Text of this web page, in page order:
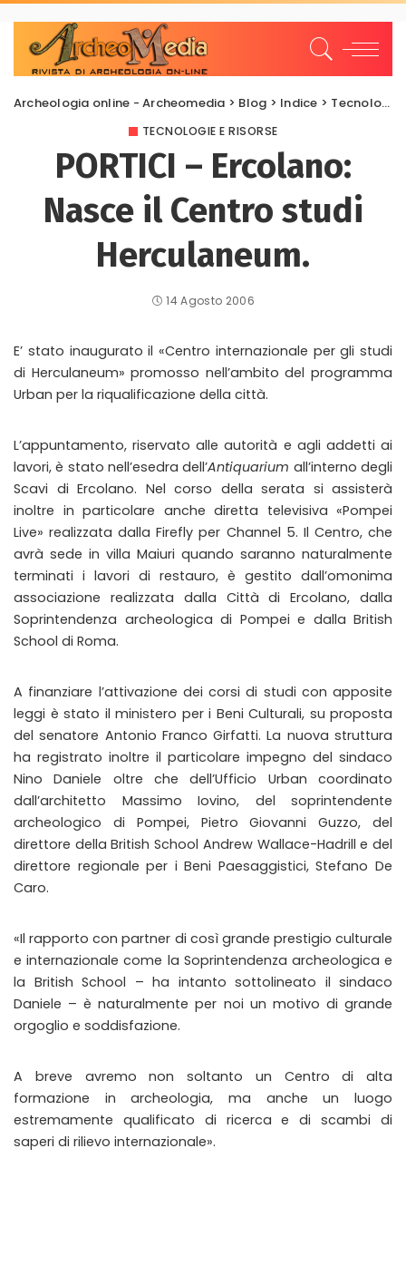
Archeologia online - Archeomedia > Blog > Indice > Tecnologie e risorse
TECNOLOGIE E RISORSE
PORTICI – Ercolano:
Nasce il Centro studi
Herculaneum.
14 Agosto 2006
E’ stato inaugurato il «Centro internazionale per gli studi
di Herculaneum» promosso nell’ambito del programma
Urban per la riqualificazione della città.
L’appuntamento, riservato alle autorità e agli addetti ai
lavori, è stato nell’esedra dell’Antiquarium all’interno degli
Scavi di Ercolano. Nel corso della serata si assisterà
inoltre in particolare anche diretta televisiva «Pompei
Live» realizzata dalla Firefly per Channel 5. Il Centro, che
avrà sede in villa Maiuri quando saranno naturalmente
terminati i lavori di restauro, è gestito dall’omonima
associazione realizzata dalla Città di Ercolano, dalla
Soprintendenza archeologica di Pompei e dalla British
School di Roma.
A finanziare l’attivazione dei corsi di studi con apposite
leggi è stato il ministero per i Beni Culturali, su proposta
del senatore Antonio Franco Girfatti. La nuova struttura
ha registrato inoltre il particolare impegno del sindaco
Nino Daniele oltre che dell’Ufficio Urban coordinato
dall’architetto Massimo Iovino, del soprintendente
archeologico di Pompei, Pietro Giovanni Guzzo, del
direttore della British School Andrew Wallace-Hadrill e del
direttore regionale per i Beni Paesaggistici, Stefano De
Caro.
«Il rapporto con partner di così grande prestigio culturale
e internazionale come la Soprintendenza archeologica e
la British School – ha intanto sottolineato il sindaco
Daniele – è naturalmente per noi un motivo di grande
orgoglio e soddisfazione.
A breve avremo non soltanto un Centro di alta
formazione in archeologia, ma anche un luogo
estremamente qualificato di ricerca e di scambi di
saperi di rilievo internazionale».